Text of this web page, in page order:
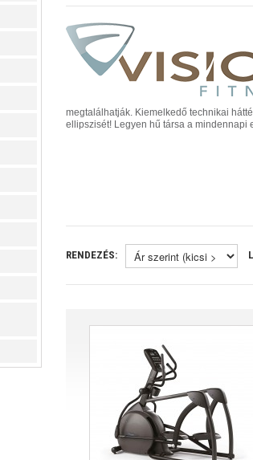
megtalálhatják. Kiemelkedő technikai
ellipszisét! Legyen hű társa a mindennapi
RENDEZÉS: